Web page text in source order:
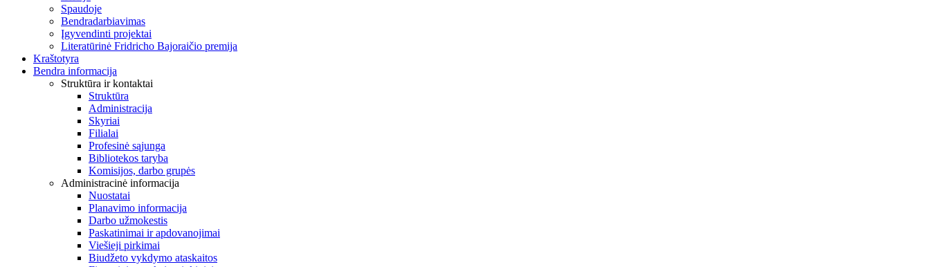
Spaudoje
Bendradarbiavimas
Įgyvendinti projektai
Literatūrinė Fridricho Bajoraičio premija
Kraštotyra
Bendra informacija
Struktūra ir kontaktai
Struktūra
Administracija
Skyriai
Filialai
Profesinė sąjunga
Bibliotekos taryba
Komisijos, darbo grupės
Administracinė informacija
Nuostatai
Planavimo informacija
Darbo užmokestis
Paskatinimai ir apdovanojimai
Viešieji pirkimai
Biudžeto vykdymo ataskaitos